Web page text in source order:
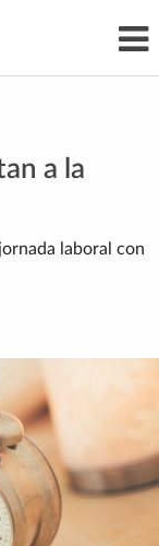
a la
laboral con